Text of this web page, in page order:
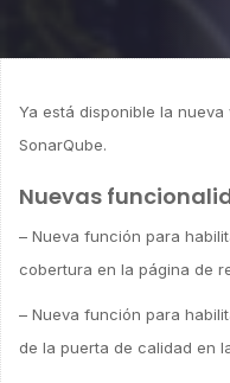
Ya está disponible la
SonarQube.
Nuevas
– Nueva función para
cobertura en la página de
– Nueva función para
de la puerta de calidad en